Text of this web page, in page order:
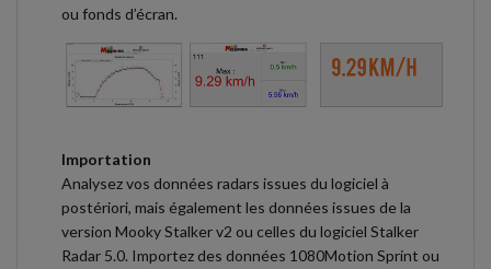
ou fonds d’écran.
Importation
Analysez vos données radars issues du logiciel à
postériori, mais également les données issues de la
version Mooky Stalker v2 ou celles du logiciel Stalker
Radar 5.0. Importez des données 1080Motion Sprint ou